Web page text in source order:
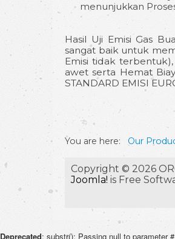
menunjukkan
Hasil Uji Emisi Gas
sangat baik untuk
Emisi tidak
awet serta Hemat
STANDARD EMISI
You are here: Our
Copyright © 2026
Joomla! is Free
Deprecated: substr(): Passing null to parameter